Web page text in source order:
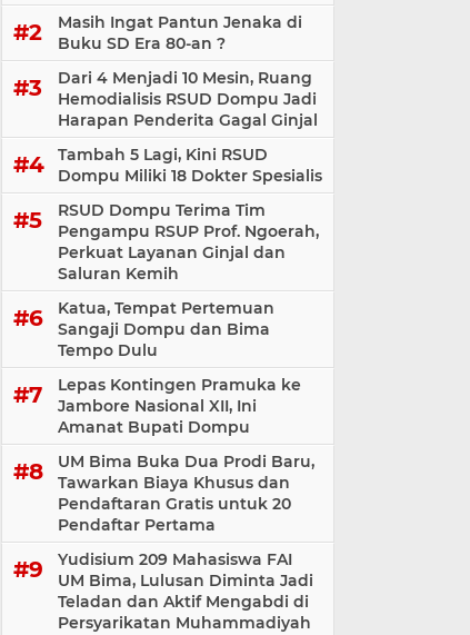
Masih Ingat Pantun Jenaka di
Buku SD Era 80-an ?
Dari 4 Menjadi 10 Mesin, Ruang
Hemodialisis RSUD Dompu Jadi
Harapan Penderita Gagal Ginjal
Tambah 5 Lagi, Kini RSUD
Dompu Miliki 18 Dokter Spesialis
RSUD Dompu Terima Tim
Pengampu RSUP Prof. Ngoerah,
Perkuat Layanan Ginjal dan
Saluran Kemih
Katua, Tempat Pertemuan
Sangaji Dompu dan Bima
Tempo Dulu
Lepas Kontingen Pramuka ke
Jambore Nasional XII, Ini
Amanat Bupati Dompu
UM Bima Buka Dua Prodi Baru,
Tawarkan Biaya Khusus dan
Pendaftaran Gratis untuk 20
Pendaftar Pertama
Yudisium 209 Mahasiswa FAI
UM Bima, Lulusan Diminta Jadi
Teladan dan Aktif Mengabdi di
Persyarikatan Muhammadiyah